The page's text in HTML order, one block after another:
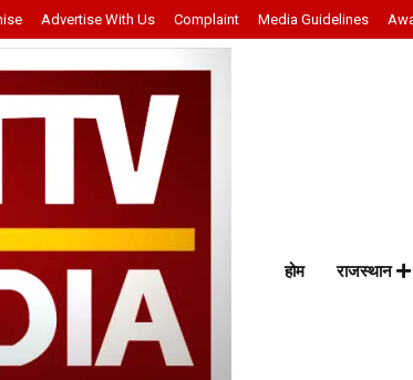
Advertise With Us Complaint Media Guidelines
होम राजस्थान